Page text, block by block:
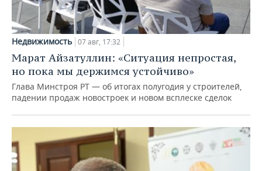
Недвижимость 07 авг, 17:32
Марат Айзатуллин: «Ситуация непростая,
но пока мы держимся устойчиво»
Глава Минстроя РТ — об итогах полугодия у строителей,
падении продаж новостроек и новом всплеске сделок